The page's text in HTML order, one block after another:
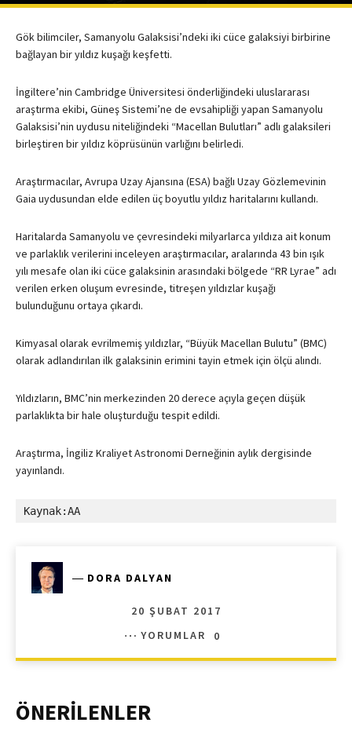
Gök bilimciler, Samanyolu Galaksisi’ndeki iki cüce galaksiyi birbirine
bağlayan bir yıldız kuşağı keşfetti.
İngiltere’nin Cambridge Üniversitesi önderliğindeki uluslararası
araştırma ekibi, Güneş Sistemi’ne de evsahipliği yapan Samanyolu
Galaksisi’nin uydusu niteliğindeki “Macellan Bulutları” adlı galaksileri
birleştiren bir yıldız köprüsünün varlığını belirledi.
Araştırmacılar, Avrupa Uzay Ajansına (ESA) bağlı Uzay Gözlemevinin
Gaia uydusundan elde edilen üç boyutlu yıldız haritalarını kullandı.
Haritalarda Samanyolu ve çevresindeki milyarlarca yıldıza ait konum
ve parlaklık verilerini inceleyen araştırmacılar, aralarında 43 bin ışık
yılı mesafe olan iki cüce galaksinin arasındaki bölgede “RR Lyrae” adı
verilen erken oluşum evresinde, titreşen yıldızlar kuşağı
bulunduğunu ortaya çıkardı.
Kimyasal olarak evrilmemiş yıldızlar, “Büyük Macellan Bulutu” (BMC)
olarak adlandırılan ilk galaksinin erimini tayin etmek için ölçü alındı.
Yıldızların, BMC’nin merkezinden 20 derece açıyla geçen düşük
parlaklıkta bir hale oluşturduğu tespit edildi.
Araştırma, İngiliz Kraliyet Astronomi Derneğinin aylık dergisinde
yayınlandı.
Kaynak:AA
― DORA DALYAN
20 ŞUBAT 2017
YORUMLAR
0
ÖNERİLENLER